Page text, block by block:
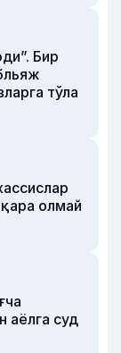
Бир
тўла
олмай
аёлга суд